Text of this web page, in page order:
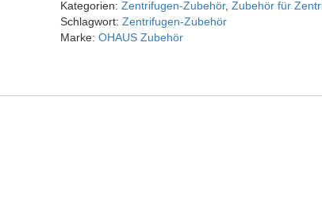
Kategorien: Zentrifugen-Zubehör, Zubehör für
Schlagwort: Zentrifugen-Zubehör
Marke: OHAUS Zubehör